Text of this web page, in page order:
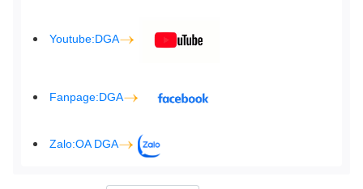
Youtube:DGA
Fanpage:DGA
Zalo:OA DGA